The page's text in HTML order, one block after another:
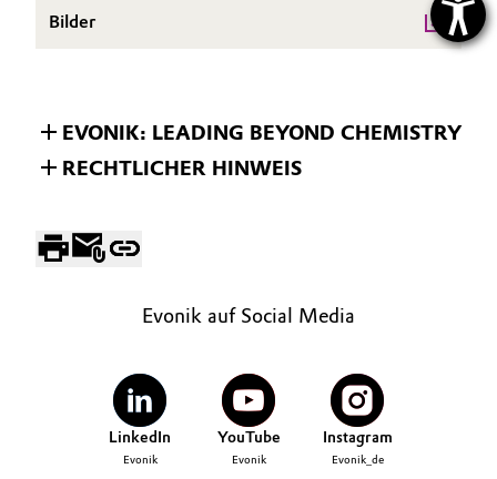
Bilder
EVONIK: LEADING BEYOND CHEMISTRY
RECHTLICHER HINWEIS
Evonik auf Social Media
LinkedIn
Evonik
YouTube
Evonik
Instagram
Evonik_de